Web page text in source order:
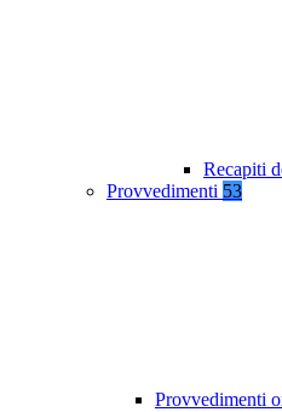
Recapiti
Provvedimenti 53
Provvedimenti